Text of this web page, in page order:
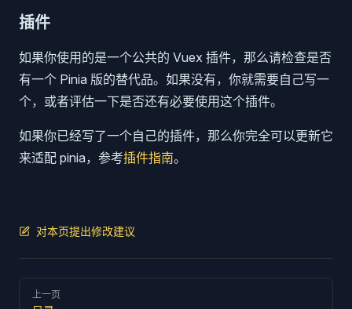
插件
如果你使用的是一个公共的 Vuex 插件，那么请检查是否
有一个 Pinia 版的替代品。如果没有，你就需要自己写一
个，或者评估一下是否还有必要使用这个插件。
如果你已经写了一个自己的插件，那么你完全可以更新它
来适配 pinia，参考插件指南。
对本页提出修改建议
Pager
上一页